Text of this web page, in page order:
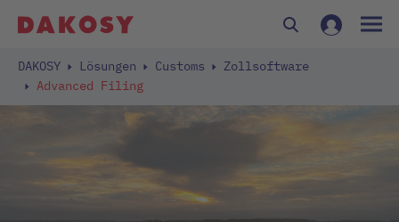
DAKOSY Lösungen Customs
Zollsoftware
Advanced Filing